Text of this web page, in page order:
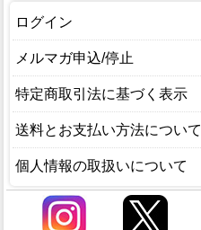
ログイン
メルマガ申込/停止
特定商取引法に基づく表示
送料とお支払い方法について
個人情報の取扱いについて